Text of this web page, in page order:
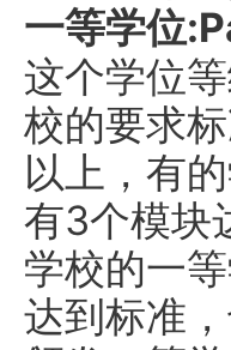
一等学位
这个学位
校的要求
以上，有
有3个模块
学校的一
达到标准